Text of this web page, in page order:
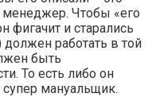
менеджер. Чтобы «его
фигачит и старались
работать в той
быть
То есть либо он
супер мануальщик.